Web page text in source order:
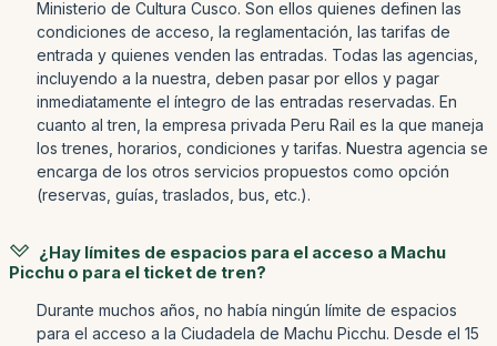
Ministerio de Cultura Cusco. Son ellos quienes definen las
condiciones de acceso, la reglamentación, las tarifas de
entrada y quienes venden las entradas. Todas las agencias,
incluyendo a la nuestra, deben pasar por ellos y pagar
inmediatamente el íntegro de las entradas reservadas. En
cuanto al tren, la empresa privada Peru Rail es la que maneja
los trenes, horarios, condiciones y tarifas. Nuestra agencia se
encarga de los otros servicios propuestos como opción
(reservas, guías, traslados, bus, etc.).
¿Hay límites de espacios para el acceso a Machu
Picchu o para el ticket de tren?
Durante muchos años, no había ningún límite de espacios
para el acceso a la Ciudadela de Machu Picchu. Desde el 15